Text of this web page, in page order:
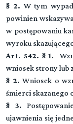
§ 2. W tym
powinien
w postępowaniu
wyroku
Art. 542. § 1.
wniosek strony lub
§ 2. Wniosek o
śmierci skazanego
§ 3.
ujawnienia się